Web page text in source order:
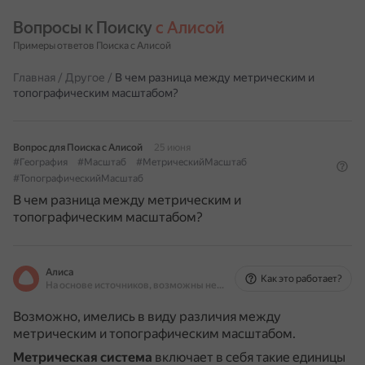
Вопросы к Поиску с Алисой
Примеры ответов Поиска с Алисой
Главная / Другое / В чем разница между метрическим и
топографическим масштабом?
Вопрос для Поиска с Алисой
25 июня
#География
#Масштаб
#МетрическийМасштаб
#ТопографическийМасштаб
В чем разница между метрическим и
топографическим масштабом?
Алиса
На основе источников, возможны неточности
Как это работает?
Возможно, имелись в виду различия между
метрическим и топографическим масштабом.
Метрическая система включает в себя такие единицы